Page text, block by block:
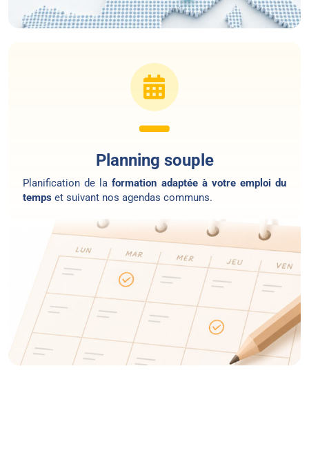
Planning souple
Planification de laformation adaptée à votre emploi du
temps et suivant nos agendas communs.